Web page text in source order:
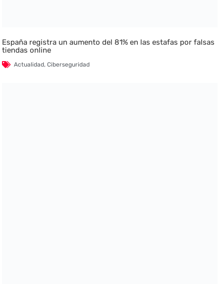
España registra un aumento del 81% en las estafas por falsas
tiendas online
Actualidad,Ciberseguridad